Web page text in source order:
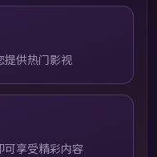
提供热门影视
可享受精彩内容